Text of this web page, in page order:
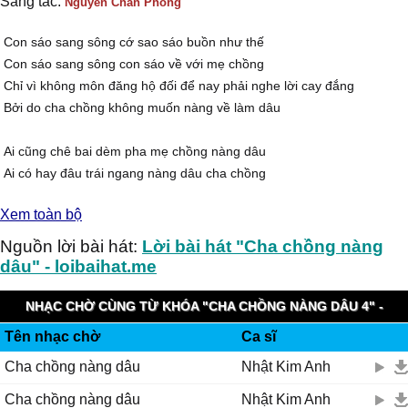
Con sáo sang sông cớ sao sáo buồn như thế
Con sáo sang sông con sáo về với mẹ chồng
Chỉ vì không môn đăng hộ đối để nay phải nghe lời cay đắng
Bởi do cha chồng không muốn nàng về làm dâu
Ai cũng chê bai dèm pha mẹ chồng nàng dâu
Ai có hay đâu trái ngang nàng dâu cha chồng
Tủi thân biết ai cùng chia sớt
Nhớ sao quê nghèo con sáo khóc thầm từng đêm
Nàng dâu cha chồng con sáo trách phận mình ơi
Buồn đâu đắng cay nào ai hiểu cho nỗi lòng
Người đời nhìn vô chỉ thấy sáo cười mà thôi
Nào ai thấy đâu nước mắt sáo khi đêm về
Xem toàn bộ
Nguồn lời bài hát: Lời bài hát "Cha chồng nàng
dâu" - loibaihat.me
NHẠC CHỜ CÙNG TỪ KHÓA "CHA CHỒNG NÀNG DÂU 4" -
VINAPHONE RINGTUNES
Tên nhạc chờ
Ca sĩ
Cha chồng nàng dâu
Nhật Kim Anh
Cha chồng nàng dâu Nhật Kim Anh